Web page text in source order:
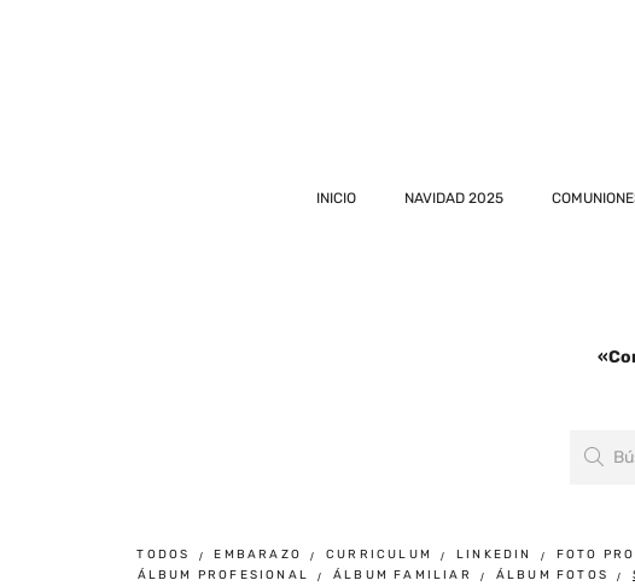
INICIO NAVIDAD 2025
TODOS EMBARAZO CURRICULUM LINKEDIN FOTO
ÁLBUM PROFESIONAL
ÁLBUM FAMILIAR ÁLBUM FOTOS